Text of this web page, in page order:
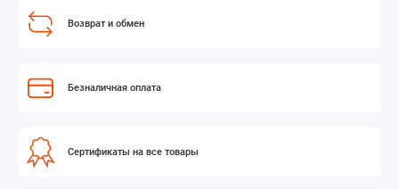
Возврат и обмен
Безналичная оплата
Сертификаты на все товары